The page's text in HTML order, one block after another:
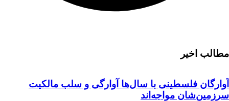
مطالب اخیر
آوارگان فلسطینی با سال‌ها آوارگی و سلب مالكيت
سرزمين‌شان مواجه‌اند